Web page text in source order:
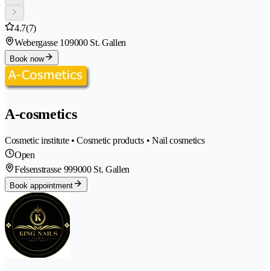
4.7(7)
Webergasse 109000 St. Gallen
Book now
A-cosmetics
Cosmetic institute • Cosmetic products • Nail cosmetics
Open
Felsenstrasse 999000 St. Gallen
Book appointment